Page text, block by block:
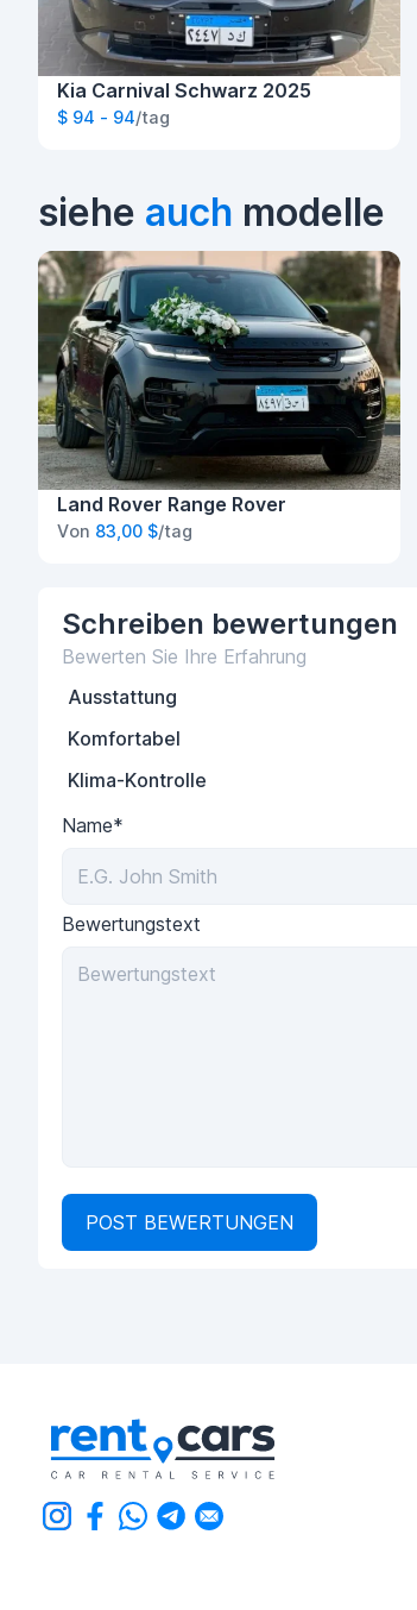
Kia Carnival Schwarz 2025
$ 94 - 94/tag
siehe auch modelle
Land Rover Range Rover
Von 83,00 $/tag
Schreiben bewertungen
Bewerten Sie Ihre Erfahrung
Ausstattung
Komfortabel
Klima-Kontrolle
Name*
Bewertungstext
POST BEWERTUNGEN